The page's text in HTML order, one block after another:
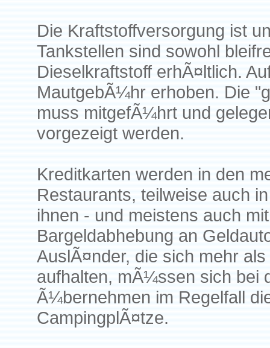
Die Kraftstoffversorgung ist
Tankstellen sind sowohl
Dieselkraftstoff erhÃ¤ltlich.
MautgebÃ¼hr erhoben. Die
muss mitgefÃ¼hrt und
vorgezeigt werden.
Kreditkarten werden in den
Restaurants, teilweise auch
ihnen - und meistens auch
Bargeldabhebung an
AuslÃ¤nder, die sich mehr
aufhalten, mÃ¼ssen sich bei
Ã¼bernehmen im Regelfall
CampingplÃ¤tze.